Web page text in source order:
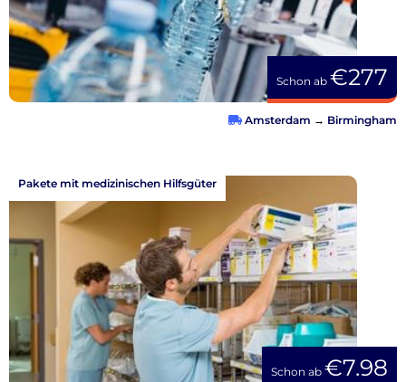
Schon ab €277
Amsterdam → Birmingham
Schon ab €7.98
Pakete mit medizinischen Hilfsgüter